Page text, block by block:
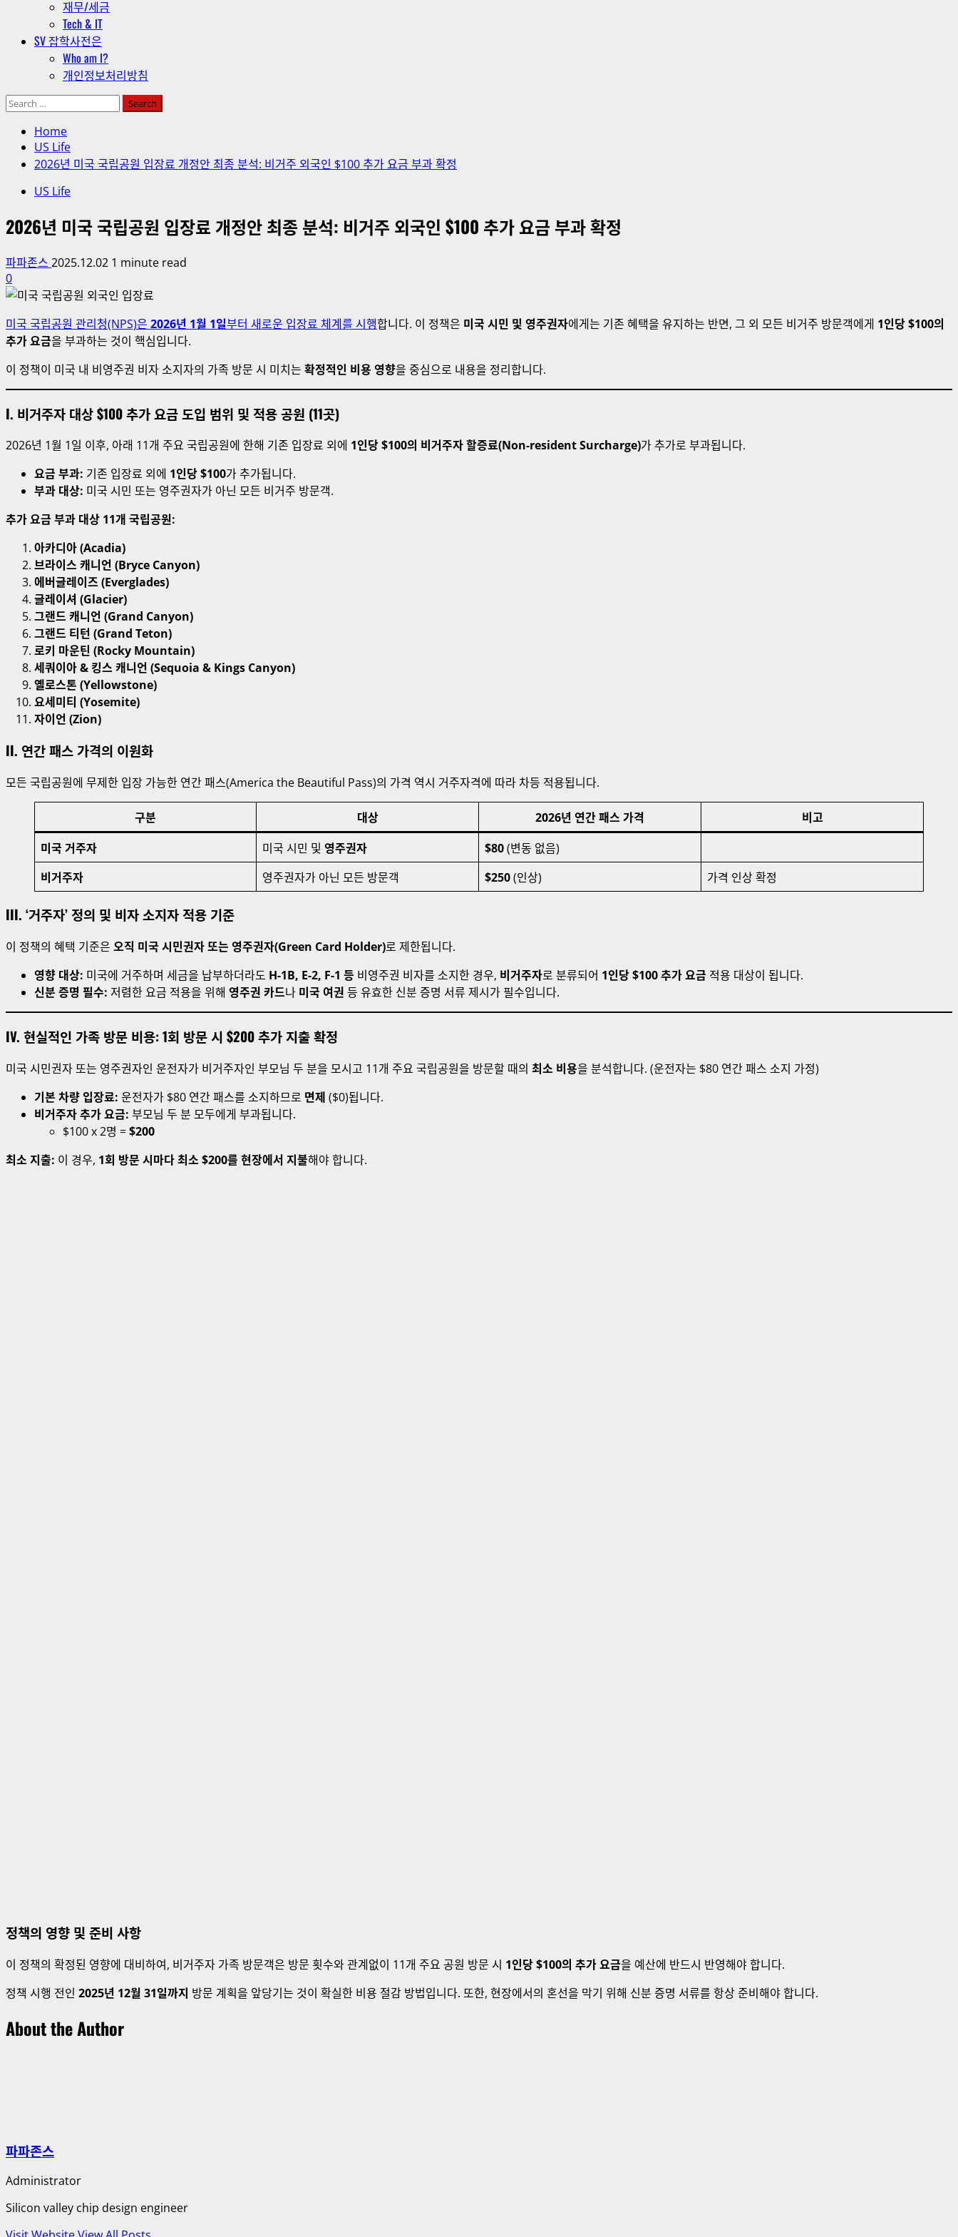
재무/세금
Tech & IT
SV 잡학사전은
Who am I?
개인정보처리방침
Search
Home
US Life
2026년 미국 국립공원 입장료 개정안 최종 분석: 비거주 외국인 $100 추가 요금 부과 확정
US Life
2026년 미국 국립공원 입장료 개정안 최종 분석: 비거주 외국인 $100 추가 요금 부과 확정
파파존스 2025.12.02 1 minute read
0
미국 국립공원 관리청(NPS)은 2026년 1월 1일부터 새로운 입장료 체계를 시행합니다. 이 정책은 미국 시민 및 영주권자에게는 기존 혜택을 유지하는 반면, 그 외 모든 비거주 방문객에게 1인당 $100의
추가 요금을 부과하는 것이 핵심입니다.
이 정책이 미국 내 비영주권 비자 소지자의 가족 방문 시 미치는 확정적인 비용 영향을 중심으로 내용을 정리합니다.
I. 비거주자 대상 $100 추가 요금 도입 범위 및 적용 공원 (11곳)
2026년 1월 1일 이후, 아래 11개 주요 국립공원에 한해 기존 입장료 외에 1인당 $100의 비거주자 할증료(Non-resident Surcharge)가 추가로 부과됩니다.
요금 부과: 기존 입장료 외에 1인당 $100가 추가됩니다.
부과 대상: 미국 시민 또는 영주권자가 아닌 모든 비거주 방문객.
추가 요금 부과 대상 11개 국립공원:
아카디아 (Acadia)
브라이스 캐니언 (Bryce Canyon)
에버글레이즈 (Everglades)
글레이셔 (Glacier)
그랜드 캐니언 (Grand Canyon)
그랜드 티턴 (Grand Teton)
로키 마운틴 (Rocky Mountain)
세쿼이아 & 킹스 캐니언 (Sequoia & Kings Canyon)
옐로스톤 (Yellowstone)
요세미티 (Yosemite)
자이언 (Zion)
II. 연간 패스 가격의 이원화
모든 국립공원에 무제한 입장 가능한 연간 패스(America the Beautiful Pass)의 가격 역시 거주자격에 따라 차등 적용됩니다.
구분 대상 2026년 연간 패스 가격
비고
미국 거주자
미국 시민 및 영주권자 $80(변동 없음)
비거주자
영주권자가 아닌 모든 방문객 $250(인상) 가격 인상 확정
III. ‘거주자’ 정의 및 비자 소지자 적용 기준
이 정책의 혜택 기준은 오직 미국 시민권자 또는 영주권자(Green Card Holder)로 제한됩니다.
영향 대상: 미국에 거주하며 세금을 납부하더라도 H-1B, E-2, F-1 등 비영주권 비자를 소지한 경우, 비거주자로 분류되어 1인당 $100 추가 요금 적용 대상이 됩니다.
신분 증명 필수: 저렴한 요금 적용을 위해 영주권 카드나 미국 여권 등 유효한 신분 증명 서류 제시가 필수입니다.
IV. 현실적인 가족 방문 비용: 1회 방문 시 $200 추가 지출 확정
미국 시민권자 또는 영주권자인 운전자가 비거주자인 부모님 두 분을 모시고 11개 주요 국립공원을 방문할 때의 최소 비용을 분석합니다. (운전자는 $80 연간 패스 소지 가정)
기본 차량 입장료: 운전자가 $80 연간 패스를 소지하므로 면제 ($0)됩니다.
비거주자 추가 요금: 부모님 두 분 모두에게 부과됩니다.
$100 x 2명 =$200
최소 지출: 이 경우, 1회 방문 시마다 최소 $200를 현장에서 지불해야 합니다.
정책의 영향 및 준비 사항
이 정책의 확정된 영향에 대비하여, 비거주자 가족 방문객은 방문 횟수와 관계없이 11개 주요 공원 방문 시 1인당 $100의 추가 요금을 예산에 반드시 반영해야 합니다.
정책 시행 전인 2025년 12월 31일까지 방문 계획을 앞당기는 것이 확실한 비용 절감 방법입니다. 또한, 현장에서의 혼선을 막기 위해 신분 증명 서류를 항상 준비해야 합니다.
About the Author
파파존스
Administrator
Silicon valley chip design engineer